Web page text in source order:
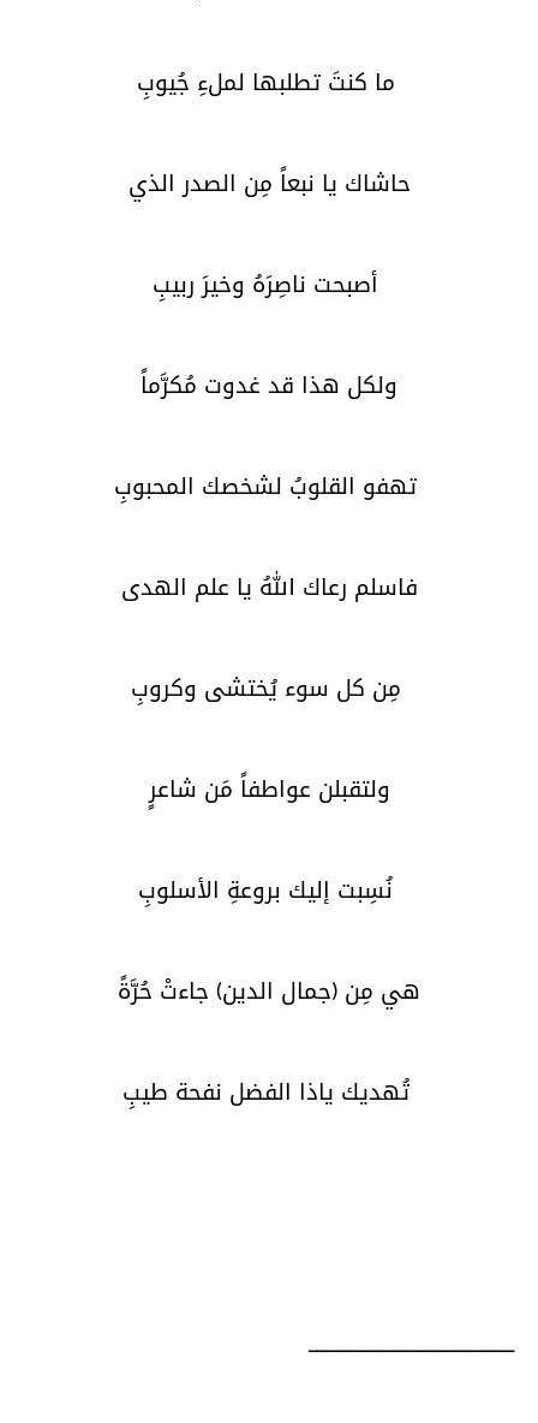
ما كنتَ تطلبها لملءِ جُيوبِ
حاشاك يا نبعاً مِن الصدر الذي
أصبحت ناصِرَهُ وخيرَ ربيبِ
ولكل هذا قد غدوت مُكرَّماً
تهفو القلوبُ لشخصك المحبوبِ
فاسلم رعاك اللهُ يا علم الهدى
مِن كل سوء يُختشى وكروبِ
ولتقبلن عواطفاً مَن شاعرٍ
نُسِبت إليك بروعةِ الأسلوبِ
هي مِن (جمال الدين) جاءتْ حُرَّةً
تُهديك ياذا الفضل نفحة طيبِ
ـــــــــــــــــــــــــــــــــــــــــــــــــــــــــ